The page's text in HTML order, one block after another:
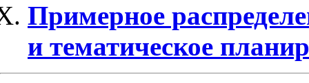
Примерное
и тематическое